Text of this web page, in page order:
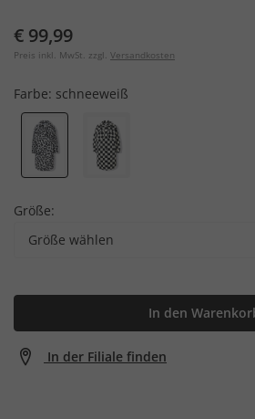
€ 99,99
Preis inkl. MwSt. zzgl. Versandkosten
Farbe: schneeweiß
Größe:
Größe wählen
In den
In der Filiale finden